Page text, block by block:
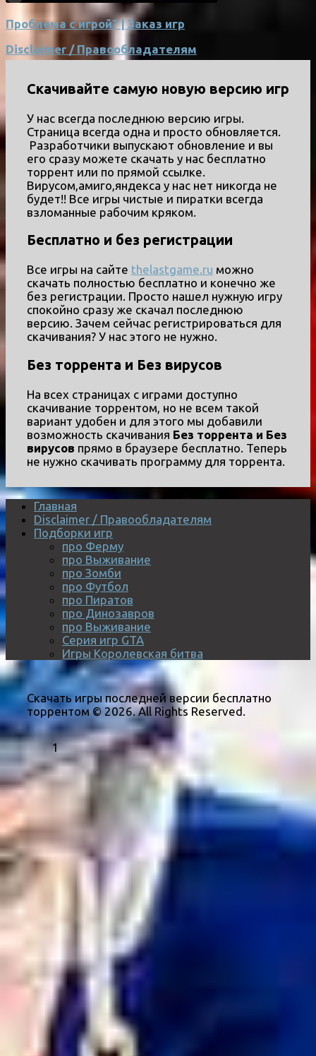
Проблема с игрой? | Заказ игр
Disclaimer / Правообладателям
Скачивайте самую новую версию игр
У нас всегда последнюю версию игры.
Страница всегда одна и просто обновляется.
Разработчики выпускают обновление и вы
его сразу можете скачать у нас бесплатно
торрент или по прямой ссылке.
Вирусом,амиго,яндекса у нас нет никогда не
будет!! Все игры чистые и пиратки всегда
взломанные рабочим кряком.
Бесплатно и без регистрации
Все игры на сайте thelastgame.ru можно
скачать полностью бесплатно и конечно же
без регистрации. Просто нашел нужную игру
спокойно сразу же скачал последнюю
версию. Зачем сейчас регистрироваться для
скачивания? У нас этого не нужно.
Без торрента и Без вирусов
На всех страницах с играми доступно
скачивание торрентом, но не всем такой
вариант удобен и для этого мы добавили
возможность скачивания Без торрента и Без
вирусов прямо в браузере бесплатно. Теперь
не нужно скачивать программу для торрента.
Главная
Disclaimer / Правообладателям
Подборки игр
про Ферму
про Выживание
про Зомби
про Футбол
про Пиратов
про Динозавров
про Выживание
Серия игр GTA
Игры Королевская битва
Скачать игры последней версии бесплатно
торрентом © 2026. All Rights Reserved.
1